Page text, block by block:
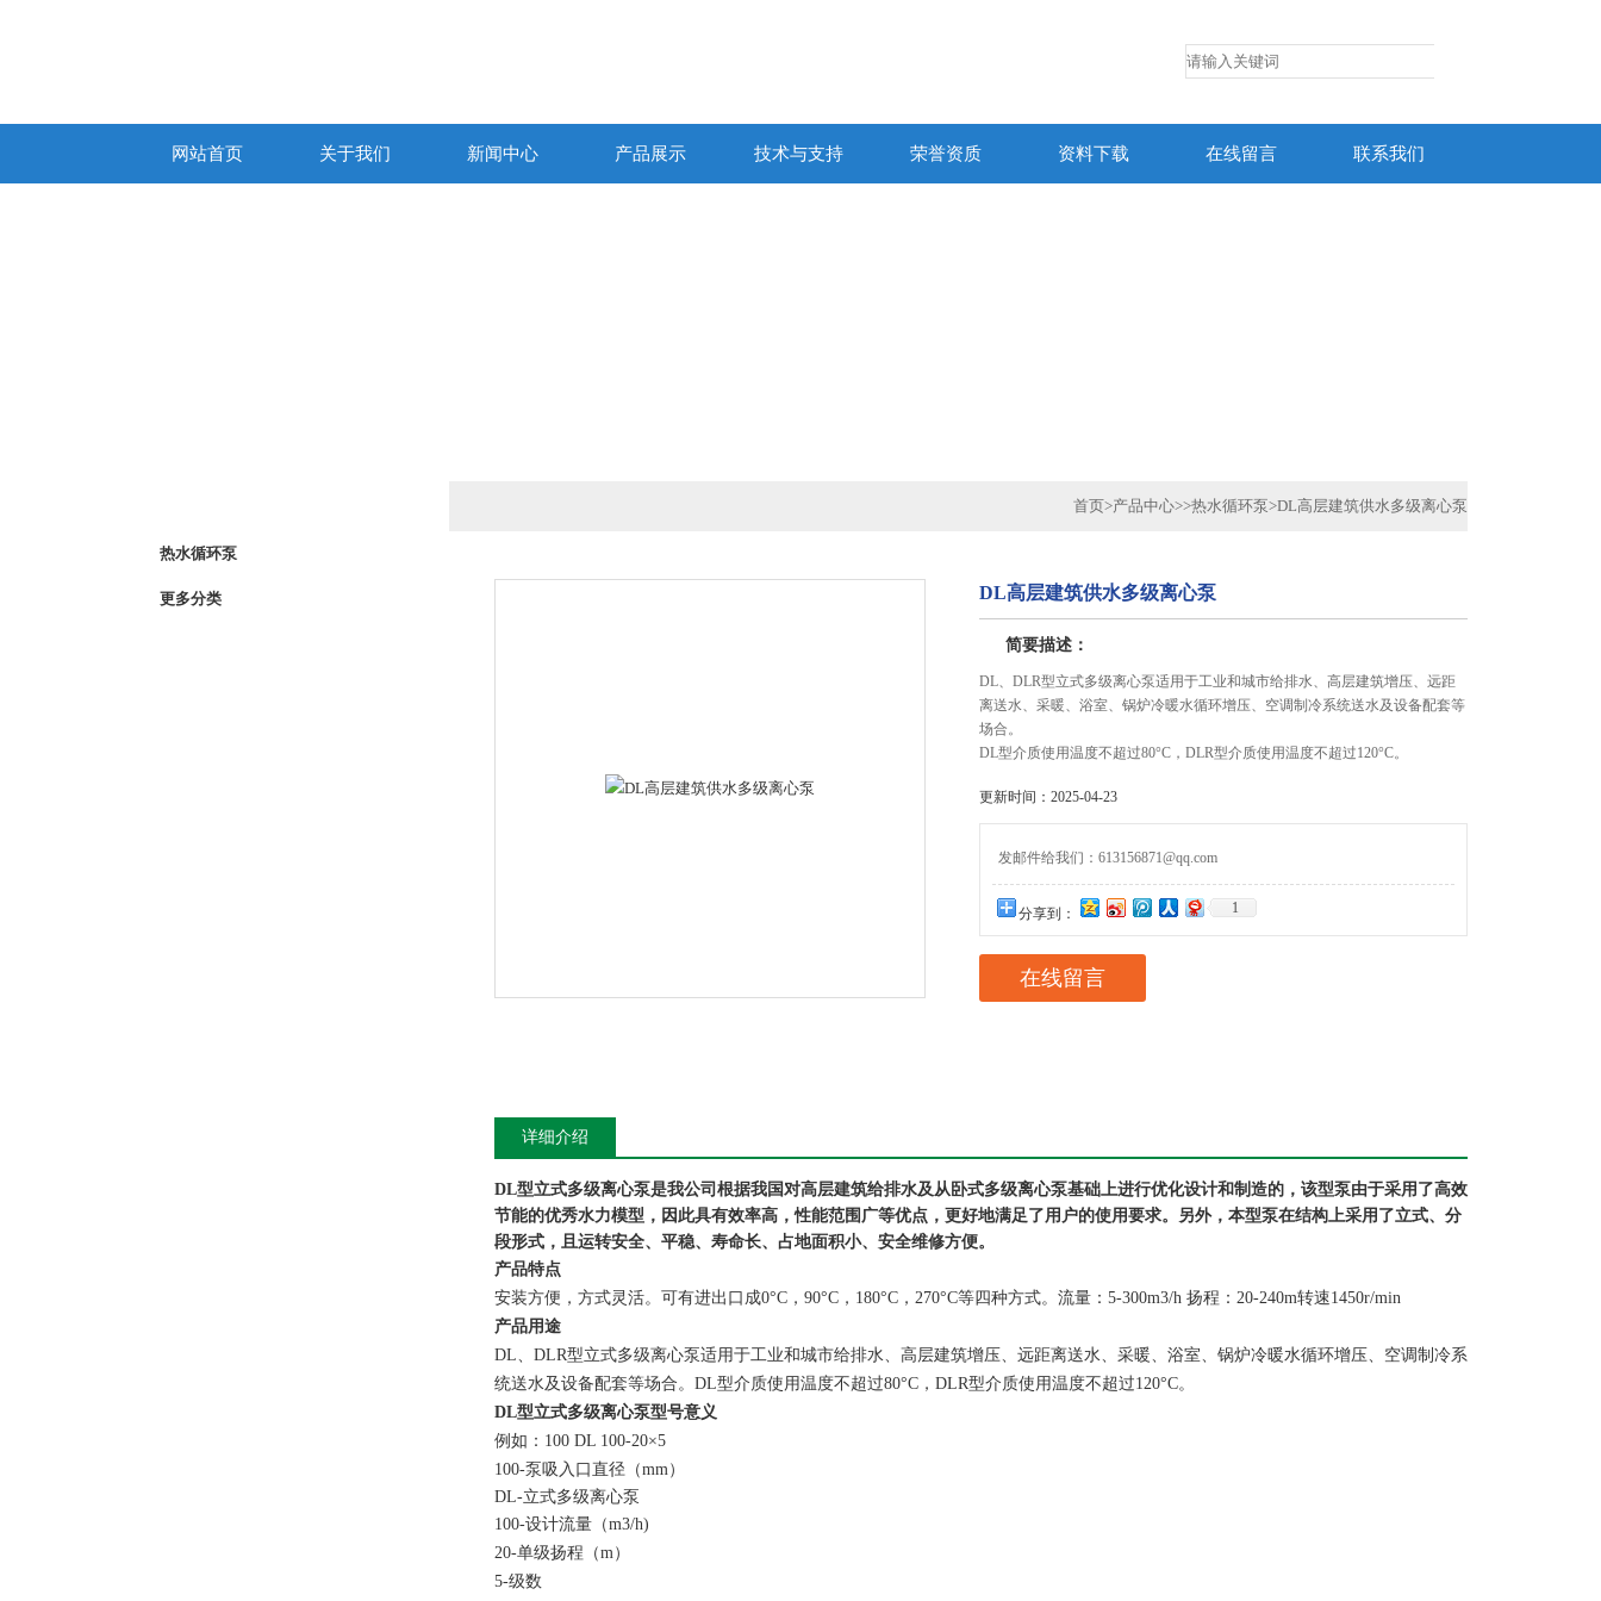
网站首页 关于我们 新闻中心 产品展示 技术与支持 荣誉资质 资料下载 在线留言 联系我们
热水循环泵
更多分类
首页>产品中心>>热水循环泵>DL高层建筑供水多级离心泵
DL高层建筑供水多级离心泵
简要描述：
DL、DLR型立式多级离心泵适用于工业和城市给排水、高层建筑增压、远距
离送水、采暖、浴室、锅炉冷暖水循环增压、空调制冷系统送水及设备配套等
场合。
DL型介质使用温度不超过80°C，DLR型介质使用温度不超过120°C。
更新时间：2025-04-23
发邮件给我们：613156871@qq.com
分享到： 1
在线留言
详细介绍
DL型立式多级离心泵是我公司根据我国对高层建筑给排水及从卧式多级离心泵基础上进行优化设计和制造的，该型泵由于采用了高效
节能的优秀水力模型，因此具有效率高，性能范围广等优点，更好地满足了用户的使用要求。另外，本型泵在结构上采用了立式、分
段形式，且运转安全、平稳、寿命长、占地面积小、安全维修方便。
产品特点
安装方便，方式灵活。可有进出口成0°C，90°C，180°C，270°C等四种方式。流量：5-300m3/h 扬程：20-240m转速1450r/min
产品用途
DL、DLR型立式多级离心泵适用于工业和城市给排水、高层建筑增压、远距离送水、采暖、浴室、锅炉冷暖水循环增压、空调制冷系
统送水及设备配套等场合。DL型介质使用温度不超过80°C，DLR型介质使用温度不超过120°C。
DL型立式多级离心泵型号意义
例如：100 DL 100-20×5
100-泵吸入口直径（mm）
DL-立式多级离心泵
100-设计流量（m3/h)
20-单级扬程（m）
5-级数